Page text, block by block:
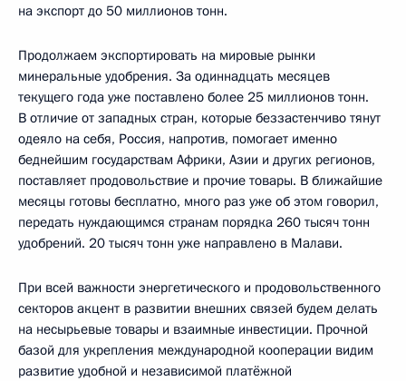
на экспорт до 50 миллионов тонн.
Продолжаем экспортировать на мировые рынки
минеральные удобрения. За одиннадцать месяцев
текущего года уже поставлено более 25 миллионов тонн.
В отличие от западных стран, которые беззастенчиво тянут
одеяло на себя, Россия, напротив, помогает именно
беднейшим государствам Африки, Азии и других регионов,
поставляет продовольствие и прочие товары. В ближайшие
месяцы готовы бесплатно, много раз уже об этом говорил,
передать нуждающимся странам порядка 260 тысяч тонн
удобрений. 20 тысяч тонн уже направлено в Малави.
При всей важности энергетического и продовольственного
секторов акцент в развитии внешних связей будем делать
на несырьевые товары и взаимные инвестиции. Прочной
базой для укрепления международной кооперации видим
развитие удобной и независимой платёжной